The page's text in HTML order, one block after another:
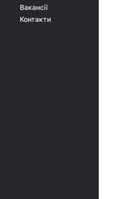
Вакансії
Контакти